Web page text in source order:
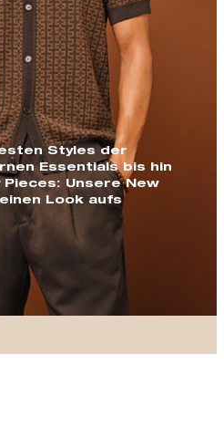
Styles der
Essentials bis hin
Pieces: Unsere New
Look aufs